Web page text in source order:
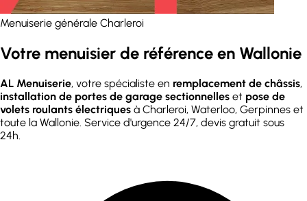
Menuiserie générale Charleroi
Votre menuisier de référence en Wallonie
AL Menuiserie, votre spécialiste en remplacement de châssis,
installation de portes de garage sectionnelles et pose de
volets roulants électriques à Charleroi, Waterloo, Gerpinnes et
toute la Wallonie. Service d'urgence 24/7, devis gratuit sous
24h.